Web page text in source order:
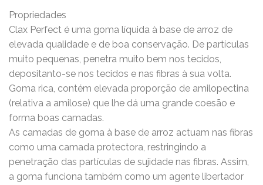
Propriedades
Clax Perfect é uma goma líquida à base de arroz de
elevada qualidade e de boa conservação. De partículas
muito pequenas, penetra muito bem nos tecidos,
depositanto-se nos tecidos e nas fibras à sua volta.
Goma rica, contém elevada proporção de amilopectina
(relativa a amilose) que lhe dá uma grande coesão e
forma boas camadas.
As camadas de goma à base de arroz actuam nas fibras
como uma camada protectora, restringindo a
penetração das partículas de sujidade nas fibras. Assim,
a goma funciona também como um agente libertador